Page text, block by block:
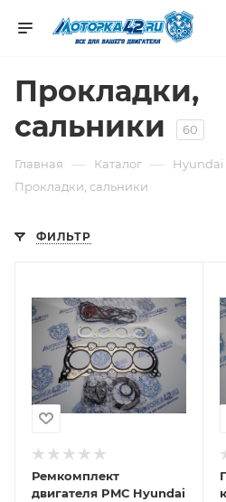
Прокладки,
сальники
60
Главная — Каталог — Hyundai
Прокладки, сальники
ФИЛЬТР
Ремкомплект
двигателя PMС Hyundai